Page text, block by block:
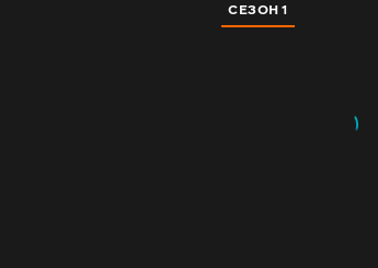
СЕЗОН 1